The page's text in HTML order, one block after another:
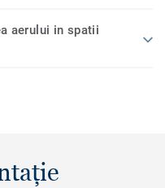
aerului in spatii